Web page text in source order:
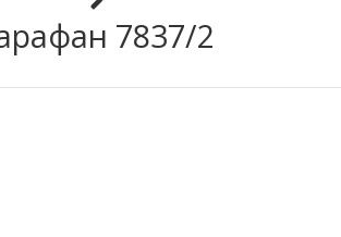
7837/2